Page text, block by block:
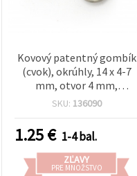
Kovový patentný gombík
(cvok), okrúhly, 14 x 4-7
mm, otvor 4 mm,
strieborná farba, 4 diely -
SKU: 136090
1.25€ 1-4 bal.
ZĽAVY
PRE MNOŽSTVO